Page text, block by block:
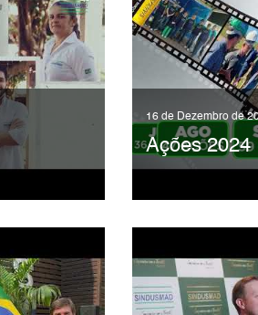
16 de Dezembro de
Ações 2024